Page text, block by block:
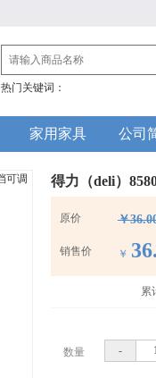
热门关键词：
家用家具 公司
得力（deli）
原价 ￥
销售价 ￥
累
数量 -